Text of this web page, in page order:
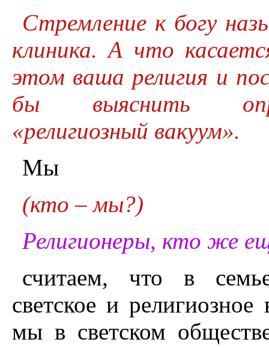
Стремление к богу
клиника. А что
этом ваша религия и
бы выяснить
«религиозный вакуум».
Мы
(кто – мы?)
Религионеры, кто же
считаем, что в
светское и
мы в светском